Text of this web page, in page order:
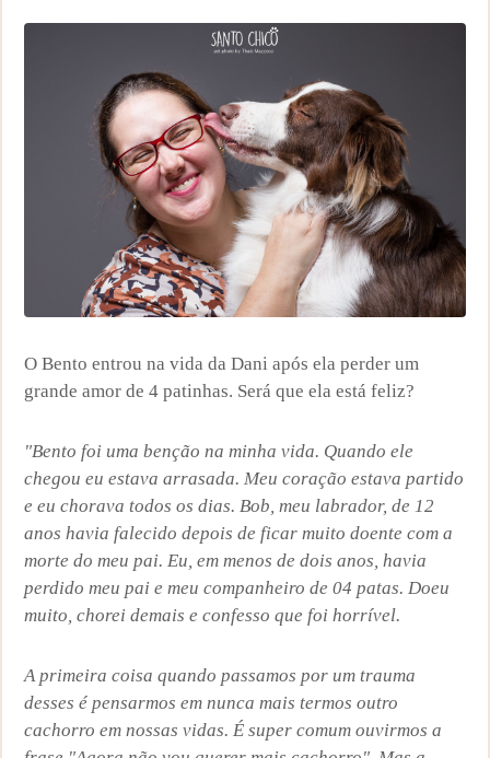
O Bento entrou na vida da Dani após ela perder um
grande amor de 4 patinhas. Será que ela está feliz?
"Bento foi uma benção na minha vida. Quando ele
chegou eu estava arrasada. Meu coração estava partido
e eu chorava todos os dias. Bob, meu labrador, de 12
anos havia falecido depois de ficar muito doente com a
morte do meu pai. Eu, em menos de dois anos, havia
perdido meu pai e meu companheiro de 04 patas. Doeu
muito, chorei demais e confesso que foi horrível.
A primeira coisa quando passamos por um trauma
desses é pensarmos em nunca mais termos outro
cachorro em nossas vidas. É super comum ouvirmos a